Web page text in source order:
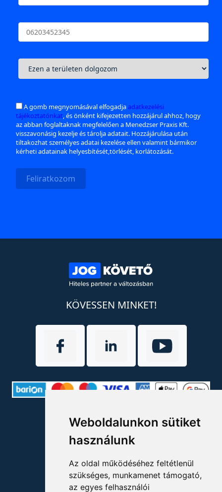
Weboldalunkon sütiket
használunk
Az oldal működéséhez feltétlenül
szükséges, munkamenet támogató,
az egyes felhasználói
A gomb megnyomásával elfogadjaadatkezelési
tájékoztatónkat, és önként kifejezetten hozzájárul ahhoz, hogy
az abban foglaltaknak megfelelően a Menedzser Praxis Kft.
visszavonásig kezelje és tárolja adatait. Hozzájárulása után
tiltakozhat személyes adatai kezelése ellen valamint bármikor
kérheti adatainak helyesbítését,törlését, korlátozását.
Feliratkozom
KÖVESSEN MINKET!
ELÉRHETŐSÉGEK
+36 1 880 7600
info@mprx.hu